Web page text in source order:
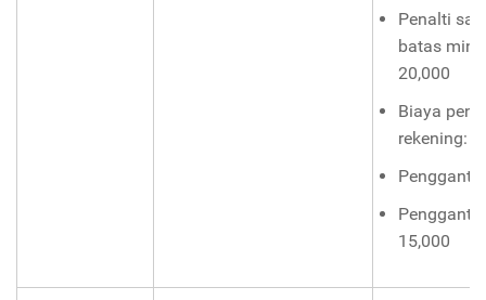
Penalti
batas
20,000
Biaya
rekening:
15,000